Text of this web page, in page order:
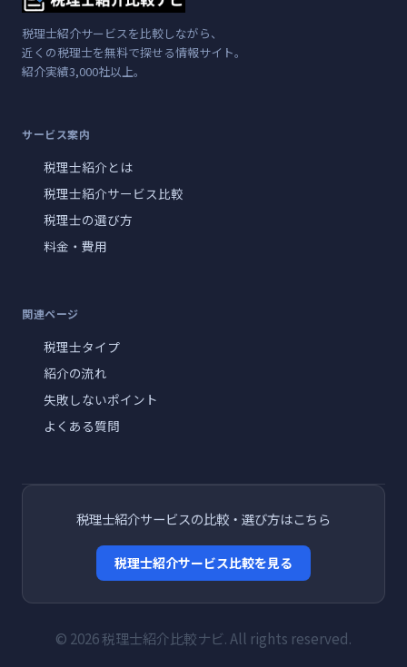
税理士紹介サービスを比較しながら、
近くの税理士を無料で探せる情報サイト。
紹介実績3,000社以上。
サービス案内
税理士紹介とは
税理士紹介サービス比較
税理士の選び方
料金・費用
関連ページ
税理士タイプ
紹介の流れ
失敗しないポイント
よくある質問
税理士紹介サービスの比較・選び方はこちら
税理士紹介サービス比較を見る
© 2026 税理士紹介比較ナビ. All rights reserved.